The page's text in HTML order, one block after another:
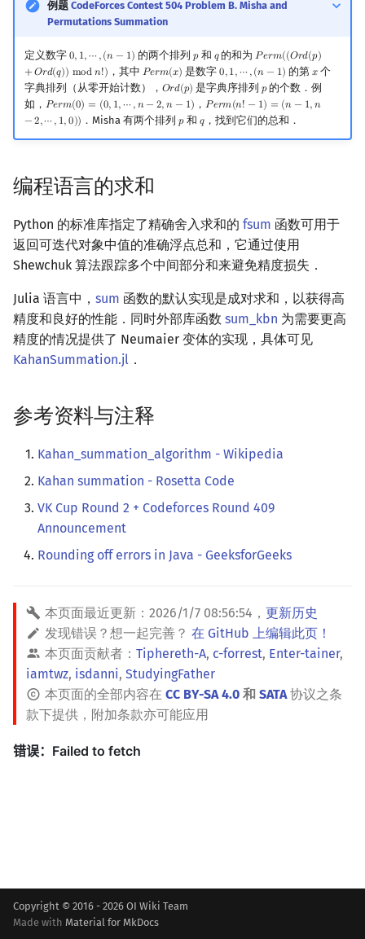
例题 CodeForces Contest 504 Problem B. Misha and
Permutations Summation
定义数字 0, 1,⋯ ,(𝑛 − 1)
0,1,⋯, (n−1 ) 的两个排列𝑝
p和 𝑞
q的和为𝑃𝑒𝑟𝑚((𝑂𝑟𝑑(𝑝)
+𝑂𝑟𝑑(𝑞)) mod𝑛!)
Perm((Ord(p)+
，其中 𝑃𝑒𝑟𝑚(𝑥)
Perm(x) 是数字0,1,⋯ ,(𝑛 − 1)
0,1,⋯, (n−1 ) 的第𝑥
x 个
字典排列（从零开始计数）， 𝑂𝑟𝑑(𝑝)
Ord(p) 是字典序排列𝑝
p的个数．例
如， 𝑃𝑒𝑟𝑚(0) = (0, 1,⋯ ,𝑛− 2,𝑛 − 1)
Perm(0)= (0 1,⋯,n−2 , n− 1) ， 𝑃𝑒𝑟𝑚(𝑛! − 1) = (𝑛 − 1,𝑛
−2,⋯ , 1,0))
Perm(n!− 1)= (n −1, n−2,⋯,1,0
．Misha 有两个排列𝑝
p和 𝑞
q，找到它们的总和．
编程语言的求和
Python 的标准库指定了精确舍入求和的 fsum 函数可用于
返回可迭代对象中值的准确浮点总和，它通过使用
Shewchuk 算法跟踪多个中间部分和来避免精度损失．
Julia 语言中， sum 函数的默认实现是成对求和，以获得高
精度和良好的性能．同时外部库函数 sum_kbn 为需要更高
精度的情况提供了 Neumaier 变体的实现，具体可见
KahanSummation.jl ．
参考资料与注释
Kahan_summation_algorithm - Wikipedia
Kahan summation - Rosetta Code
VK Cup Round 2 + Codeforces Round 409
Announcement
Rounding off errors in Java - GeeksforGeeks
本页面最近更新： 2026/1/7 08:56:54 ， 更新历史
发现错误？想一起完善？ 在 GitHub 上编辑此页！
本页面贡献者： Tiphereth-A, c-forrest, Enter-tainer,
iamtwz, isdanni, StudyingFather
本页面的全部内容在 CC BY-SA 4.0 和 SATA协议之条
款下提供，附加条款亦可能应用
Copyright © 2016 - 2026 OI Wiki Team
Made with Material for MkDocs